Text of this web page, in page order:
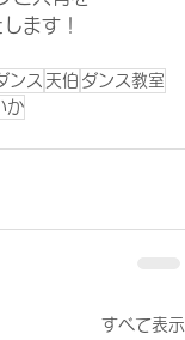
ます！
ンス 天伯 ダンス教室
か
すべて表示